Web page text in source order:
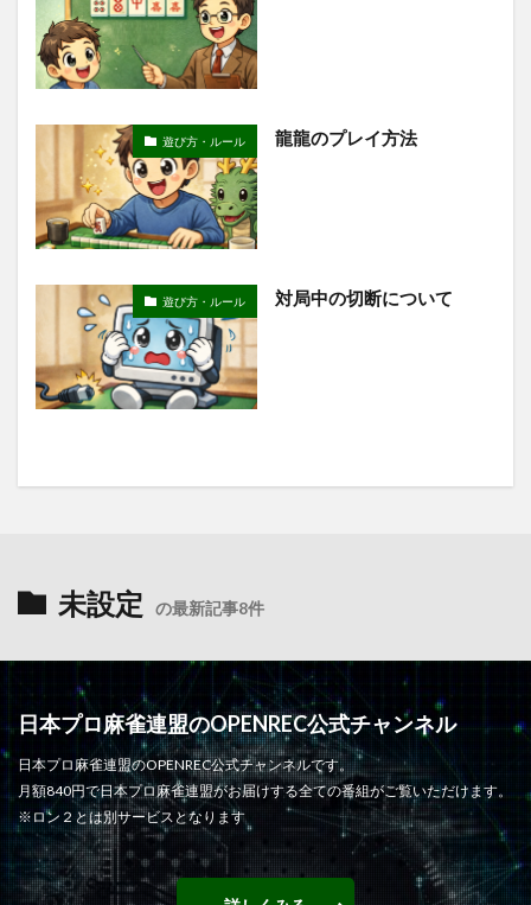
遊び方・ルール 龍龍のプレイ方法
遊び方・ルール 対局中の切断について
未設定 の最新記事8件
日本プロ麻雀連盟のOPENREC公式チャンネル
日本プロ麻雀連盟のOPENREC公式チャンネルです。
月額840円で日本プロ麻雀連盟がお届けする全ての番組がご覧いただけます。
※ロン２とは別サービスとなります